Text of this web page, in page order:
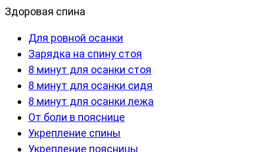
Здоровая спина
Для ровной осанки
Зарядка на спину стоя
8 минут для осанки стоя
8 минут для осанки сидя
8 минут для осанки лежа
От боли в пояснице
Укрепление спины
Укрепление поясницы